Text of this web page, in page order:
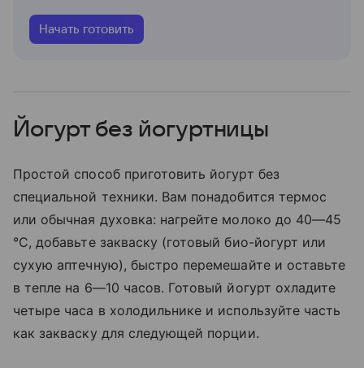
Начать готовить
Йогурт без йогуртницы
Простой способ приготовить йогурт без
специальной техники. Вам понадобится термос
или обычная духовка: нагрейте молоко до 40—45
°C, добавьте закваску (готовый био-йогурт или
сухую аптечную), быстро перемешайте и оставьте
в тепле на 6—10 часов. Готовый йогурт охладите
четыре часа в холодильнике и используйте часть
как закваску для следующей порции.